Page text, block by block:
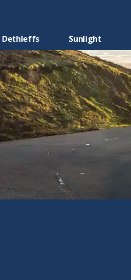
Dethleffs Sunlight